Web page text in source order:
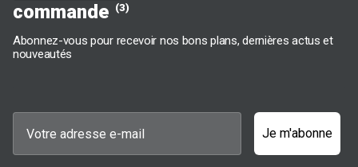
commande (3)
Abonnez-vous pour recevoir nos bons plans, dernières actus et
nouveautés
Je m'abonne